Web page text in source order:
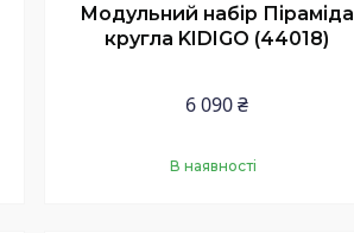
Модульний набір Піраміда
кругла KIDIGO (44018)
6 090 ₴
В наявності